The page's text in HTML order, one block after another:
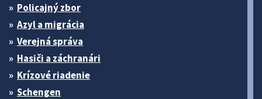
Policajný zbor
Azyl a migrácia
Verejná správa
Hasiči a záchranári
Krízové riadenie
Schengen